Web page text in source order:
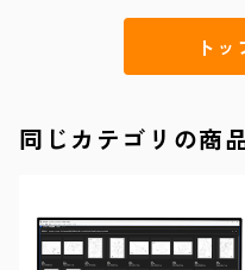
ト
同じカテゴリの商